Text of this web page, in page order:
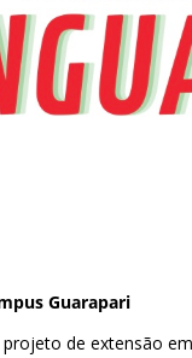
Guarapari
de extensão